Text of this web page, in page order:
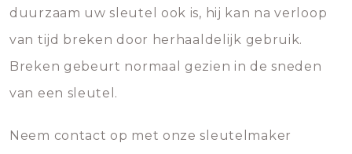
duurzaam uw sleutel ook is, hij kan na verloop
van tijd breken door herhaaldelijk gebruik.
Breken gebeurt normaal gezien in de sneden
van een sleutel.
Neem contact op met onze sleutelmaker